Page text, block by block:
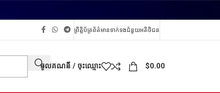
ព្រឹត្តិប័ត្រព័ត៌មានទាក់ទងជំនួយអតិថិជន
ចូលគណនី / ចុះឈ្មោះ $0.00